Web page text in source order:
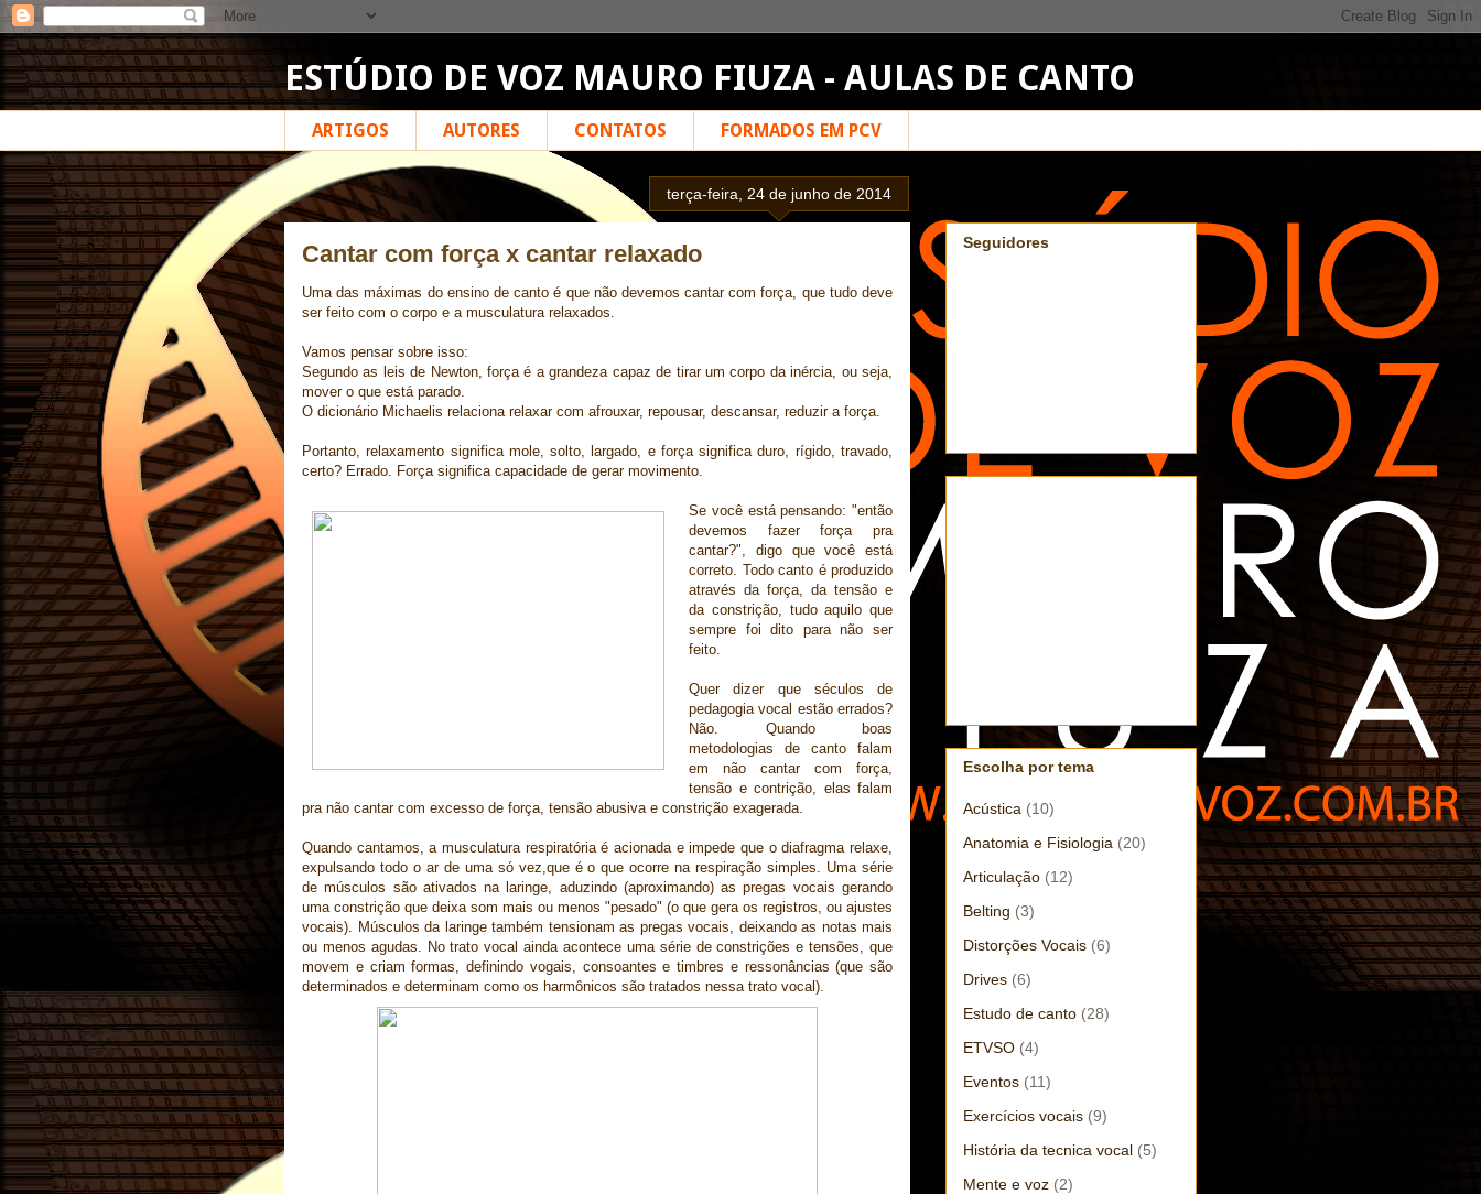
ESTÚDIO DE VOZ MAURO FIUZA - AULAS DE CANTO
ARTIGOS AUTORES CONTATOS FORMADOS EM PCV
terça-feira, 24 de junho de 2014
Cantar com força x cantar relaxado
Uma das máximas do ensino de canto é que não devemos cantar com força, que tudo deve
ser feito com o corpo e a musculatura relaxados.
Vamos pensar sobre isso:
Segundo as leis de Newton, força é a grandeza capaz de tirar um corpo da inércia, ou seja,
mover o que está parado.
O dicionário Michaelis relaciona relaxar com afrouxar, repousar, descansar, reduzir a força.
Portanto, relaxamento significa mole, solto, largado, e força significa duro, rígido, travado,
certo? Errado. Força significa capacidade de gerar movimento.
Se você está pensando: "então
devemos fazer força pra
cantar?", digo que você está
correto. Todo canto é produzido
através da força, da tensão e
da constrição, tudo aquilo que
sempre foi dito para não ser
feito.
Quer dizer que séculos de
pedagogia vocal estão errados?
Não. Quando boas
metodologias de canto falam
em não cantar com força,
tensão e contrição, elas falam
pra não cantar com excesso de força, tensão abusiva e constrição exagerada.
Quando cantamos, a musculatura respiratória é acionada e impede que o diafragma relaxe,
expulsando todo o ar de uma só vez,que é o que ocorre na respiração simples. Uma série
de músculos são ativados na laringe, aduzindo (aproximando) as pregas vocais gerando
uma constrição que deixa som mais ou menos "pesado" (o que gera os registros, ou ajustes
vocais). Músculos da laringe também tensionam as pregas vocais, deixando as notas mais
ou menos agudas. No trato vocal ainda acontece uma série de constrições e tensões, que
movem e criam formas, definindo vogais, consoantes e timbres e ressonâncias (que são
determinados e determinam como os harmônicos são tratados nessa trato vocal).
Seguidores
Escolha por tema
Acústica (10)
Anatomia e Fisiologia (20)
Articulação (12)
Belting (3)
Distorções Vocais (6)
Drives (6)
Estudo de canto (28)
ETVSO (4)
Eventos (11)
Exercícios vocais (9)
História da tecnica vocal (5)
Mente e voz (2)